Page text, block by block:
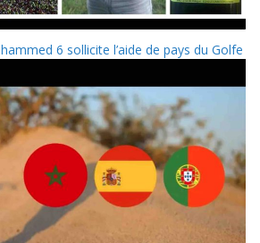
6 sollicite l’aide de pays du Golfe